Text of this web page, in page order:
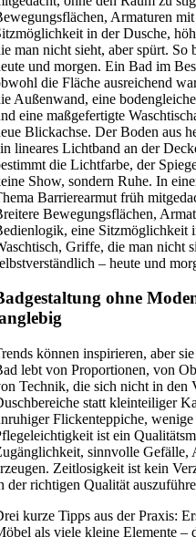
Armaturen
in der Dusche,
man nicht sieht, aber spürt. So
und morgen. Ein Bad im
die Fläche ausreichend
Außenwand, eine
eine maßgefertigte
Blickachse. Der Boden aus
lineares Lichtband an der
die Lichtfarbe, der
Show, sondern Ruhe. In
Barrierearmut früh
Bewegungsflächen,
eine Sitzmöglichkeit
Griffe, die man nicht
– heute und
ohne
können inspirieren, aber
lebt von Proportionen, von
Technik, die sich nicht in den
statt kleinteiliger
Flickenteppiche,
ist ein
sinnvolle Gefälle,
Zeitlosigkeit ist kein
der richtigen Qualität
kurze Tipps aus der Praxis:
als viele kleine Elemente –